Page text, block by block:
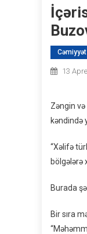
Cəmiyyət
13
Zəngin
kəndində
“Xəlifə
bölgələrə
Burada
Bir sıra